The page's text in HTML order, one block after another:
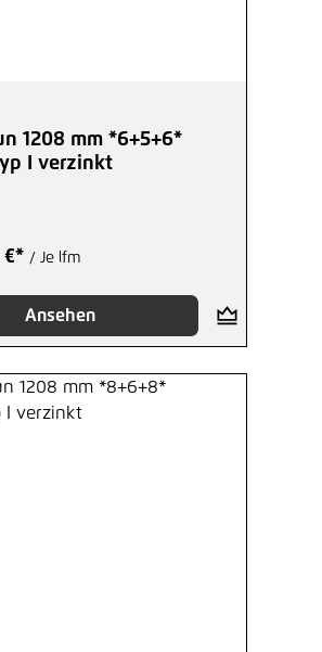
1208 mm *6+5+6*
I verzinkt
€* / Je lfm
Ansehen